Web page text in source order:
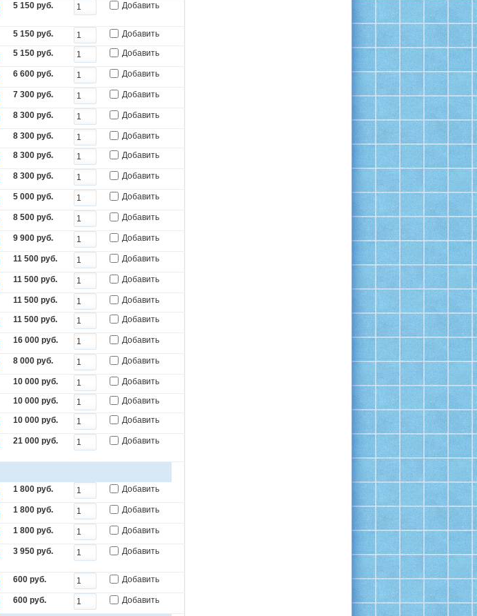
5 150 руб. Добавить
5 150 руб.
Добавить
5 150 руб. Добавить
6 600 руб. Добавить
7 300 руб. Добавить
8 300 руб. Добавить
8 300 руб.
Добавить
8 300 руб. Добавить
8 300 руб. Добавить
5 000 руб. Добавить
8 500 руб. Добавить
9 900 руб. Добавить
11 500 руб. Добавить
11 500 руб. Добавить
11 500 руб.
Добавить
11 500 руб. Добавить
16 000 руб. Добавить
8 000 руб. Добавить
10 000 руб.
Добавить
10 000 руб.
Добавить
10 000 руб. Добавить
21 000 руб. Добавить
1 800 руб. Добавить
1 800 руб. Добавить
1 800 руб. Добавить
3 950 руб. Добавить
600 руб. Добавить
600 руб. Добавить